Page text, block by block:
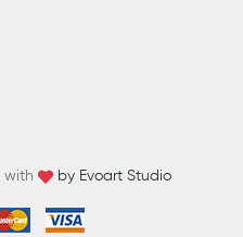
with by Evoart Studio